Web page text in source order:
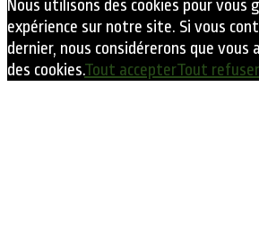
Nous utilisons des cookies pour vous
expérience sur notre site. Si vous
dernier, nous considérerons que
des cookies.Tout accepterTout refuser